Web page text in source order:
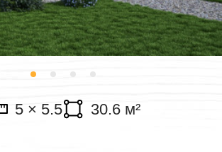
5 × 5.5 30.6 м²